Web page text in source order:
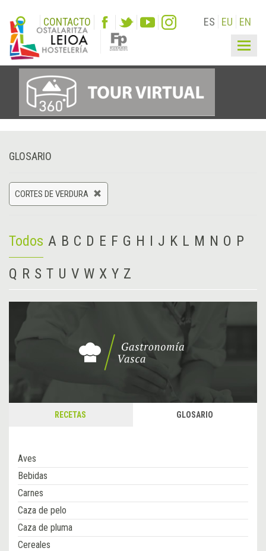
CONTACTO ES EU EN
GLOSARIO
CORTES DE VERDURA
Todos A B C D E F G H I J K L M N O P
Q R S T U V W X Y Z
RECETAS GLOSARIO
Aves
Bebidas
Carnes
Caza de pelo
Caza de pluma
Cereales